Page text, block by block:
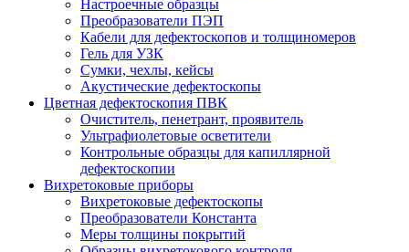
Настроечные образцы
Преобразователи ПЭП
Кабели для дефектоскопов и толщиномеров
Гель для УЗК
Сумки, чехлы, кейсы
Акустические дефектоскопы
Цветная дефектоскопия ПВК
Очиститель, пенетрант, проявитель
Ультрафиолетовые осветители
Контрольные образцы для капиллярной
дефектоскопии
Вихретоковые приборы
Вихретоковые дефектоскопы
Преобразователи Константа
Меры толщины покрытий